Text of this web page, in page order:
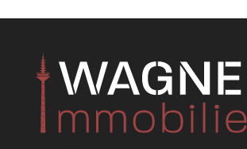
Beiträge